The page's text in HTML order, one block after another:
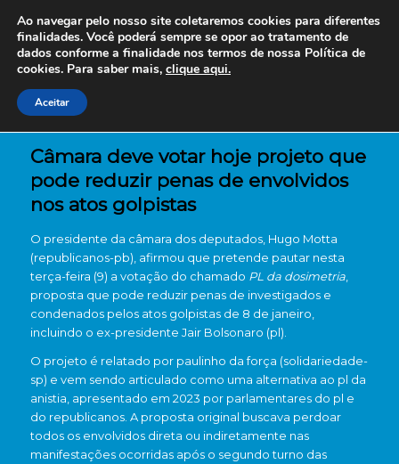
Câmara deve votar hoje projeto que
pode reduzir penas de envolvidos
nos atos golpistas
O presidente da câmara dos deputados, Hugo Motta
(republicanos-pb), afirmou que pretende pautar nesta
terça-feira (9) a votação do chamado PL da dosimetria,
proposta que pode reduzir penas de investigados e
condenados pelos atos golpistas de 8 de janeiro,
incluindo o ex-presidente Jair Bolsonaro (pl).
O projeto é relatado por paulinho da força (solidariedade-
sp) e vem sendo articulado como uma alternativa ao pl da
anistia, apresentado em 2023 por parlamentares do pl e
do republicanos. A proposta original buscava perdoar
todos os envolvidos direta ou indiretamente nas
manifestações ocorridas após o segundo turno das
Ao navegar pelo nosso site coletaremos cookies para diferentes
finalidades. Você poderá sempre se opor ao tratamento de
dados conforme a finalidade nos termos de nossa Política de
cookies. Para saber mais, clique aqui.
Aceitar